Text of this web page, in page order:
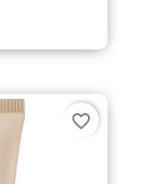
favorite_border